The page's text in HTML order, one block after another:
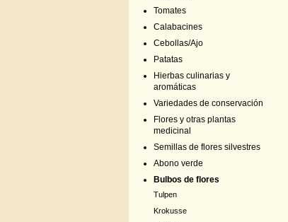
Tomates
Calabacines
Cebollas/Ajo
Patatas
Hierbas culinarias y
aromáticas
Variedades de conservación
Flores y otras plantas
medicinal
Semillas de flores silvestres
Abono verde
Bulbos de flores
Tulpen
Krokusse